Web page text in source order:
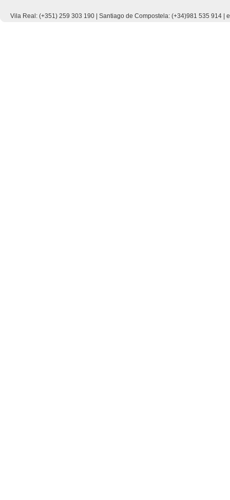
Vila Real: (+351) 259 303 190 | Santiago de Compostela: (+34)981 535 914 |